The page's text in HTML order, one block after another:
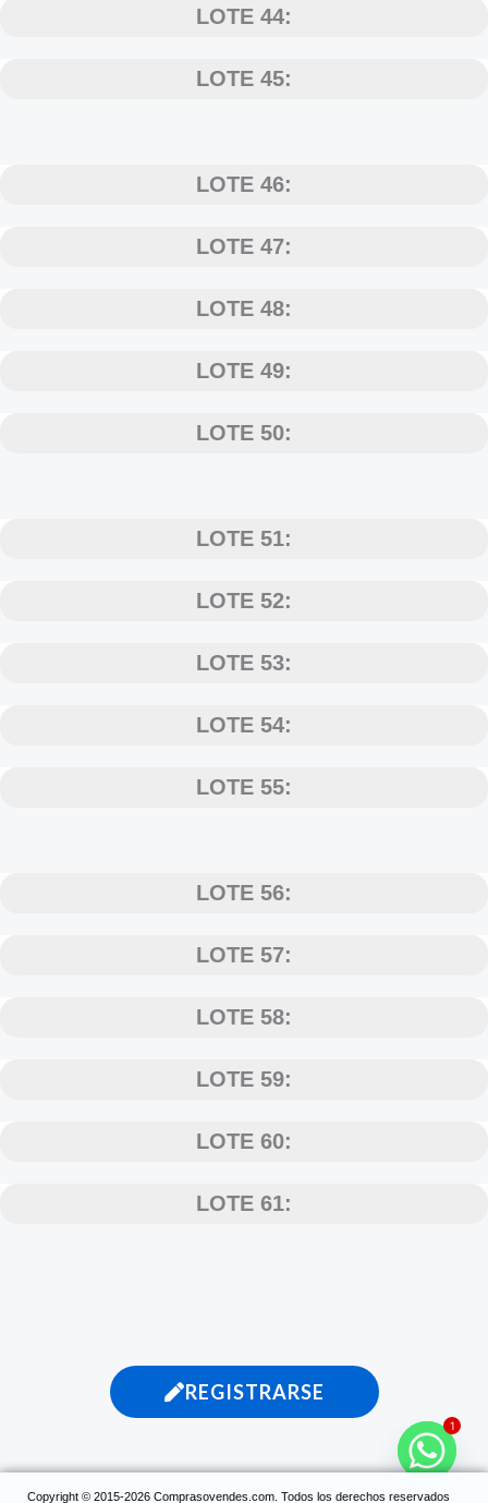
LOTE 44:
LOTE 45:
LOTE 46:
LOTE 47:
LOTE 48:
LOTE 49:
LOTE 50:
LOTE 51:
LOTE 52:
LOTE 53:
LOTE 54:
LOTE 55:
LOTE 56:
LOTE 57:
LOTE 58:
LOTE 59:
LOTE 60:
LOTE 61:
REGISTRARSE
Copyright © 2015-2026 Comprasovendes.com. Todos los derechos reservados
1